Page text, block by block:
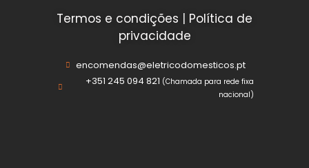
Termos e condições | Política de
privacidade
encomendas@eletricodomesticos.pt
+351 245 094 821 (Chamada para rede fixa
nacional)